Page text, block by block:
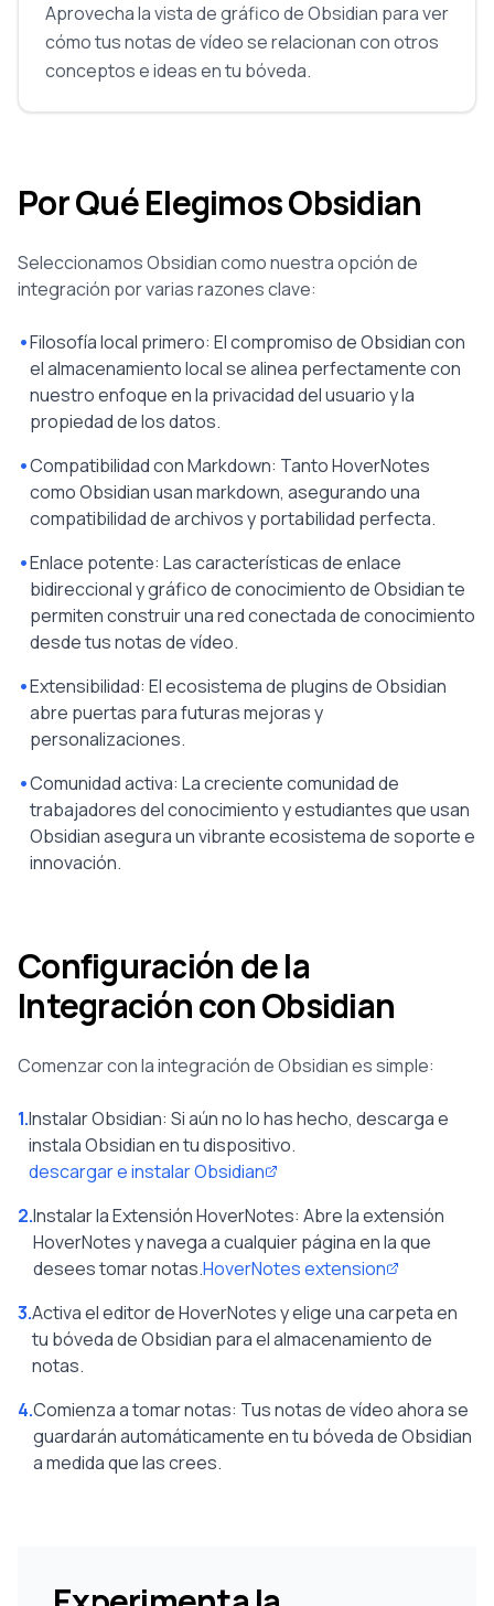
Aprovecha la vista de gráfico de Obsidian para ver
cómo tus notas de vídeo se relacionan con otros
conceptos e ideas en tu bóveda.
Por Qué Elegimos Obsidian
Seleccionamos Obsidian como nuestra opción de
integración por varias razones clave:
•Filosofía local primero: El compromiso de Obsidian con
el almacenamiento local se alinea perfectamente con
nuestro enfoque en la privacidad del usuario y la
propiedad de los datos.
•Compatibilidad con Markdown: Tanto HoverNotes
como Obsidian usan markdown, asegurando una
compatibilidad de archivos y portabilidad perfecta.
•Enlace potente: Las características de enlace
bidireccional y gráfico de conocimiento de Obsidian te
permiten construir una red conectada de conocimiento
desde tus notas de vídeo.
•Extensibilidad: El ecosistema de plugins de Obsidian
abre puertas para futuras mejoras y
personalizaciones.
•Comunidad activa: La creciente comunidad de
trabajadores del conocimiento y estudiantes que usan
Obsidian asegura un vibrante ecosistema de soporte e
innovación.
Configuración de la
Integración con Obsidian
Comenzar con la integración de Obsidian es simple:
1.Instalar Obsidian: Si aún no lo has hecho, descarga e
instala Obsidian en tu dispositivo.
descargar e instalar Obsidian
2.Instalar la Extensión HoverNotes: Abre la extensión
HoverNotes y navega a cualquier página en la que
desees tomar notas.HoverNotes extension
3.Activa el editor de HoverNotes y elige una carpeta en
tu bóveda de Obsidian para el almacenamiento de
notas.
4.Comienza a tomar notas: Tus notas de vídeo ahora se
guardarán automáticamente en tu bóveda de Obsidian
a medida que las crees.